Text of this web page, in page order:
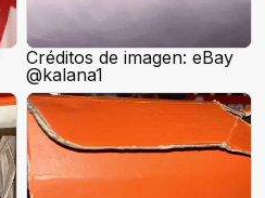
Créditos de imagen: eBay
@kalana1